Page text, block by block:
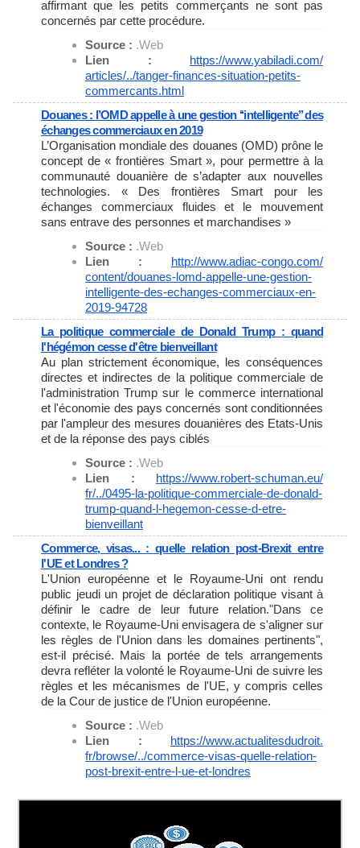
affirmant que les petits commerçants ne sont pas
concernés par cette procédure.
Source : .Web
Lien : https://www.yabiladi.com/
articles/../tanger-finances-situation-petits-
commercants.html
Douanes : l’OMD appelle à une gestion ‘‘intelligente’’ des
échanges commerciaux en 2019
L’Organisation mondiale des douanes (OMD) prône le
concept de « frontières Smart », pour permettre à la
communauté douanière de s’adapter aux nouvelles
technologies. « Des frontières Smart pour les
échanges commerciaux fluides et le mouvement
sans entrave des personnes et marchandises »
Source : .Web
Lien : http://www.adiac-congo.com/
content/douanes-lomd-appelle-une-gestion-
intelligente-des-echanges-commerciaux-en-
2019-94728
La politique commerciale de Donald Trump : quand
l'hégémon cesse d'être bienveillant
Au plan strictement économique, les conséquences
directes et indirectes de la politique commerciale de
l'administration Trump sur le commerce international
et l'économie des pays concernés sont conditionnées
par l'ampleur des mesures douanières des Etats-Unis
et de la réponse des pays ciblés
Source : .Web
Lien : https://www.robert-schuman.eu/
fr/../0495-la-politique-commerciale-de-donald-
trump-quand-l-hegemon-cesse-d-etre-
bienveillant
Commerce, visas... : quelle relation post-Brexit entre
l'UE et Londres ?
L'Union européenne et le Royaume-Uni ont rendu
public jeudi un projet de déclaration politique visant à
définir le cadre de leur future relation."Dans ce
contexte, le Royaume-Uni envisagera de s'aligner sur
les règles de l'Union dans les domaines pertinents",
est-il précisé. Mais la portée de tels arrangements
devra refléter la volonté le Royaume-Uni de suivre les
règles et les mécanismes de l'UE, y compris celles
de la Cour de justice de l'Union européenne.
Source : .Web
Lien : https://www.actualitesdudroit.
fr/browse/../commerce-visas-quelle-relation-
post-brexit-entre-l-ue-et-londres